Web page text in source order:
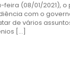
feira (08/01/2021),
com o
de vários
[…]